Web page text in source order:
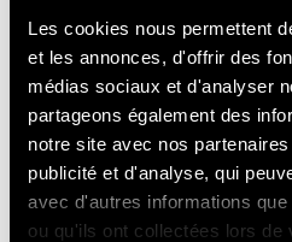
Les cookies nous permettent
et les annonces, d'offrir des
médias sociaux et d'analyser
partageons également des
notre site avec nos
publicité et d'analyse, qui
avec d'autres informations
ou qu'ils ont collectées lors de
Parafoudres (SPD)
AUTOMATISATION DE LA
BÂTIMENTS
Produits KNX